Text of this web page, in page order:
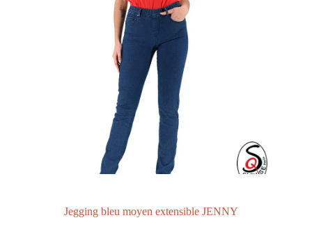
Jegging bleu moyen extensible JENNY